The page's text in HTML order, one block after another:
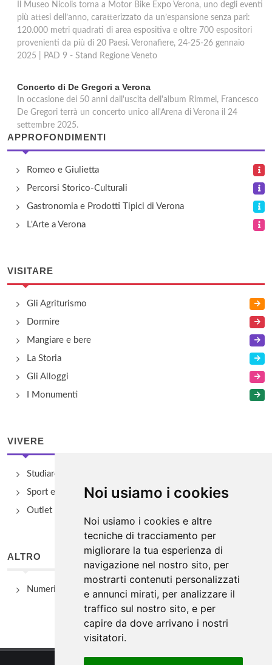
Noi usiamo i cookies
Noi usiamo i cookies e altre
tecniche di tracciamento per
migliorare la tua esperienza di
navigazione nel nostro sito, per
mostrarti contenuti personalizzati
e annunci mirati, per analizzare il
traffico sul nostro sito, e per
capire da dove arrivano i nostri
visitatori.
Il Museo Nicolis torna a Motor Bike Expo Verona, uno degli eventi
più attesi dell’anno, caratterizzato da un’espansione senza pari:
120.000 metri quadrati di area espositiva e oltre 700 espositori
provenienti da più di 20 Paesi. Veronafiere, 24-25-26 gennaio
2025 | PAD 9 - Stand Regione Veneto
Concerto di De Gregori a Verona
In occasione dei 50 anni dall'uscita dell'album Rimmel, Francesco
De Gregori terrà un concerto unico all'Arena di Verona il 24
settembre 2025.
APPROFONDIMENTI
Romeo e Giulietta
Percorsi Storico-Culturali
Gastronomia e Prodotti Tipici di Verona
L'Arte a Verona
VISITARE
Gli Agriturismo
Dormire
Mangiare e bere
La Storia
Gli Alloggi
I Monumenti
VIVERE
Studiare
Sport e Benessere
Outlet e spacci aziendali
ALTRO
Numeri Utili